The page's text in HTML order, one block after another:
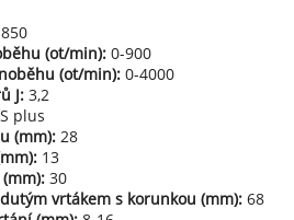
850
(ot/min): 0-900
(ot/min): 0-4000
J: 3,2
plus
(mm): 28
13
30
vrtákem s korunkou (mm): 68